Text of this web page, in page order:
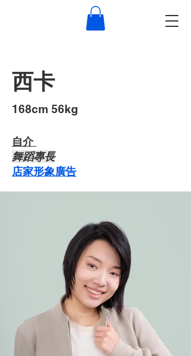
西卡
​168cm 56kg
自介 ​
​舞蹈專長
店家形象廣告